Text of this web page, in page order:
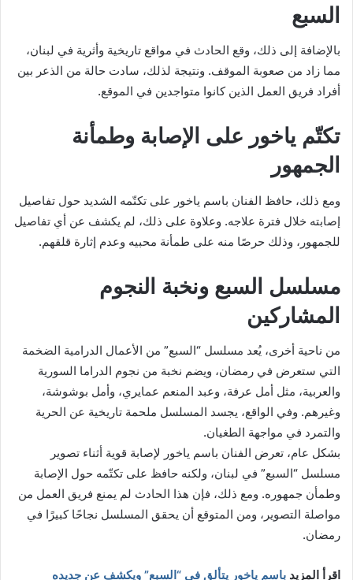
السبع
بالإضافة إلى ذلك، وقع الحادث في مواقع تاريخية وأثرية في لبنان،
مما زاد من صعوبة الموقف. ونتيجة لذلك، سادت حالة من الذعر بين
أفراد فريق العمل الذين كانوا متواجدين في الموقع.
تكتّم ياخور على الإصابة وطمأنة
الجمهور
ومع ذلك، حافظ الفنان باسم ياخور على تكتّمه الشديد حول تفاصيل
إصابته خلال فترة علاجه. وعلاوة على ذلك، لم يكشف عن أي تفاصيل
للجمهور، وذلك حرصًا منه على طمأنة محبيه وعدم إثارة قلقهم.
مسلسل السبع ونخبة النجوم
المشاركين
من ناحية أخرى، يُعد مسلسل “السبع” من الأعمال الدرامية الضخمة
التي ستعرض في رمضان، ويضم نخبة من نجوم الدراما السورية
والعربية، مثل أمل عرفة، وعبد المنعم عمايري، وأمل بوشوشة،
وغيرهم. وفي الواقع، يجسد المسلسل ملحمة تاريخية عن الحرية
والتمرد في مواجهة الطغيان.
بشكل عام، تعرض الفنان باسم ياخور لإصابة قوية أثناء تصوير
مسلسل “السبع” في لبنان، ولكنه حافظ على تكتّمه حول الإصابة
وطمأن جمهوره. ومع ذلك، فإن هذا الحادث لم يمنع فريق العمل من
مواصلة التصوير، ومن المتوقع أن يحقق المسلسل نجاحًا كبيرًا في
رمضان.
اقرأ المزيد باسم ياخور يتألق في “السبع” ويكشف عن جديده